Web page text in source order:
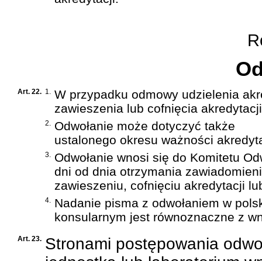
Art. 22. 1. W przypadku odmowy udzielenia
zawieszenia lub cofnięcia
2. Odwołanie może dotyczyć także
ustalonego okresu ważności
3. Odwołanie wnosi się do Komitetu
dni od dnia otrzymania
zawieszeniu, cofnięciu akredytacji
4. Nadanie pisma z odwołaniem w
konsularnym jest równoznaczne z
Art. 23. Stronami postępowania